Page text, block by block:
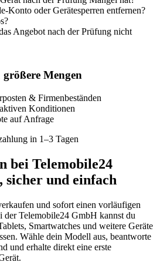
Konto oder Gerätesperren entfernen?
Angebot nach der Prüfung nicht
Mengen
& Firmenbeständen
Konditionen
auf Anfrage
in 1–3 Tagen
bei Telemobile24
sicher und einfach
und sofort einen vorläufigen
der Telemobile24 GmbH kannst du
Smartwatches und weitere Geräte
Wähle dein Modell aus, beantworte
und erhalte direkt eine erste